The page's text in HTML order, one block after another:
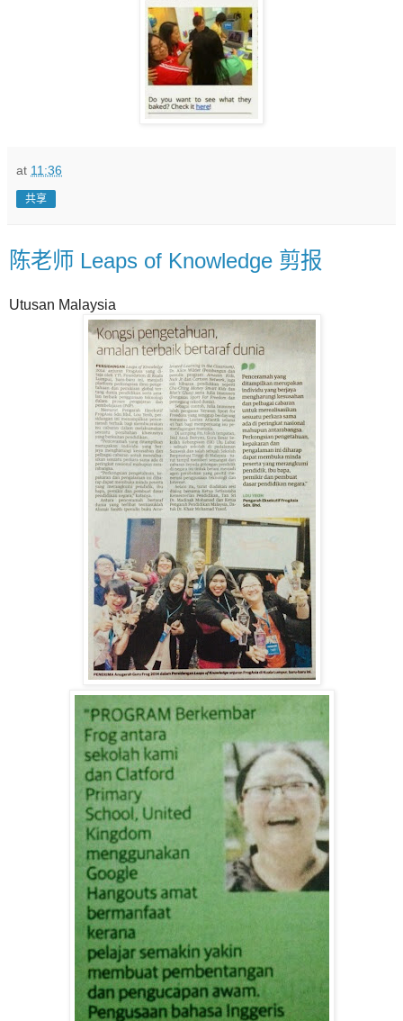
at 11:36
共享
陈老师 Leaps of Knowledge 剪报
Utusan Malaysia